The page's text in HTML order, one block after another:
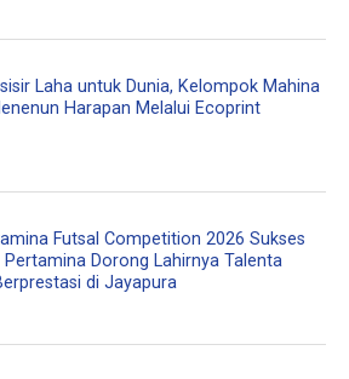
Laha untuk Dunia, Kelompok Mahina
Harapan Melalui Ecoprint
Futsal Competition 2026 Sukses
Pertamina Dorong Lahirnya Talenta
di Jayapura